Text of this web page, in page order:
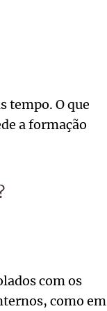
tempo. O que
a formação
com os
como em